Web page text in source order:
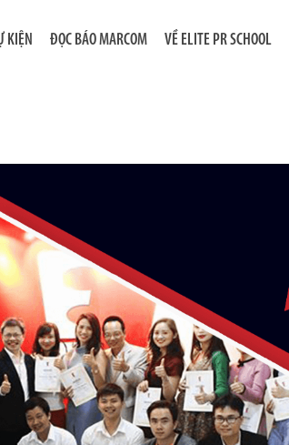
KIỆN ĐỌC BÁO MARCOM VỀ ELITE PR SCHOOL